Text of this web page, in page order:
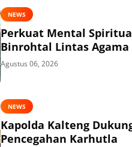
NEWS
Perkuat Mental
Binrohtal Lintas Agama
Agustus 06, 2026
NEWS
Kapolda Kalteng
Pencegahan Karhutla